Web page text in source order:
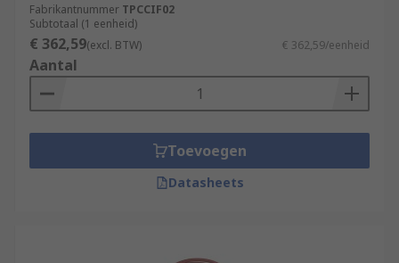
Fabrikantnummer TPCCIF02
Subtotaal (1 eenheid)
€ 362,59(excl. BTW) € 362,59/eenheid
Aantal
Toevoegen
Datasheets